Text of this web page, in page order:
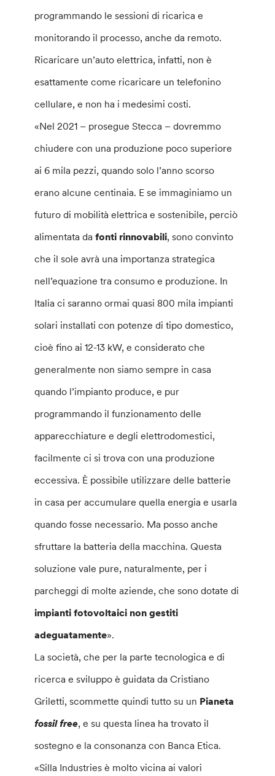
programmando le sessioni di ricarica e
monitorando il processo, anche da remoto.
Ricaricare un’auto elettrica, infatti, non è
esattamente come ricaricare un telefonino
cellulare, e non ha i medesimi costi.
«Nel 2021 – prosegue Stecca – dovremmo
chiudere con una produzione poco superiore
ai 6 mila pezzi, quando solo l’anno scorso
erano alcune centinaia. E se immaginiamo un
futuro di mobilità elettrica e sostenibile, perciò
alimentata dafonti rinnovabili, sono convinto
che il sole avrà una importanza strategica
nell’equazione tra consumo e produzione. In
Italia ci saranno ormai quasi 800 mila impianti
solari installati con potenze di tipo domestico,
cioè fino ai 12-13 kW, e considerato che
generalmente non siamo sempre in casa
quando l’impianto produce, e pur
programmando il funzionamento delle
apparecchiature e degli elettrodomestici,
facilmente ci si trova con una produzione
eccessiva. È possibile utilizzare delle batterie
in casa per accumulare quella energia e usarla
quando fosse necessario. Ma posso anche
sfruttare la batteria della macchina. Questa
soluzione vale pure, naturalmente, per i
parcheggi di molte aziende, che sono dotate di
impianti fotovoltaici non gestiti
adeguatamente».
La società, che per la parte tecnologica e di
ricerca e sviluppo è guidata da Cristiano
Griletti, scommette quindi tutto su un Pianeta
fossil free, e su questa linea ha trovato il
sostegno e la consonanza con Banca Etica.
«Silla Industries è molto vicina ai valori